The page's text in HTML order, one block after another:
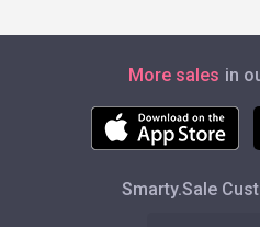
More sales in
Smarty.Sale